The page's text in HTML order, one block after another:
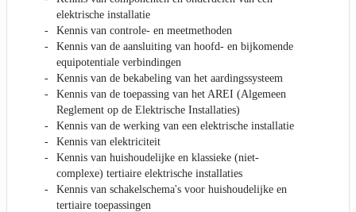
elektrische installatie
Kennis van controle- en meetmethoden
Kennis van de aansluiting van hoofd- en bijkomende
equipotentiale verbindingen
Kennis van de bekabeling van het aardingssysteem
Kennis van de toepassing van het AREI (Algemeen
Reglement op de Elektrische Installaties)
Kennis van de werking van een elektrische installatie
Kennis van elektriciteit
Kennis van huishoudelijke en klassieke (niet-
complexe) tertiaire elektrische installaties
Kennis van schakelschema's voor huishoudelijke en
tertiaire toepassingen